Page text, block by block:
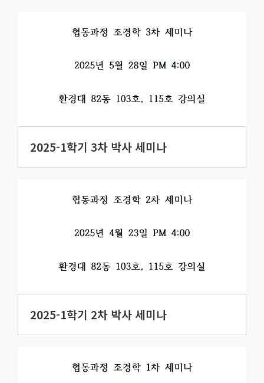
2025-1학기 3차 박사 세미나
2025-1학기 2차 박사 세미나